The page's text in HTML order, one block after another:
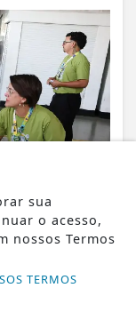
sua
o acesso,
nossos Termos
TERMOS